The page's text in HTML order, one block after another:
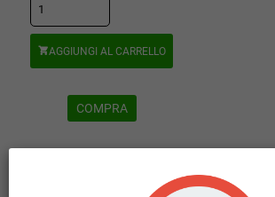
AGGIUNGI AL CARRELLO
COMPRA
Visualizzati 1-3 su 3 articoli